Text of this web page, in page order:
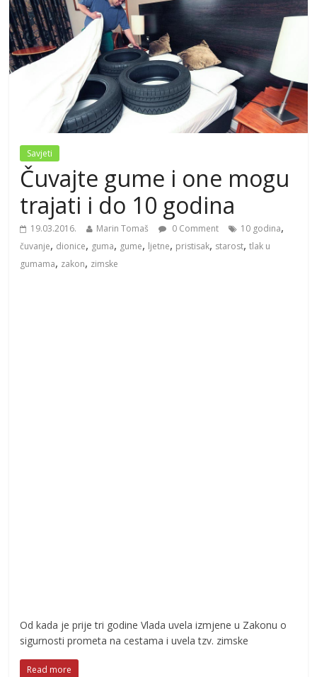
Savjeti
Čuvajte gume i one mogu
trajati i do 10 godina
19.03.2016. Marin Tomaš 0 Comment 10 godina,
čuvanje, dionice, guma, gume, ljetne, pristisak, starost,tlak u
gumama, zakon, zimske
Od kada je prije tri godine Vlada uvela izmjene u Zakonu o
sigurnosti prometa na cestama i uvela tzv. zimske
Read more